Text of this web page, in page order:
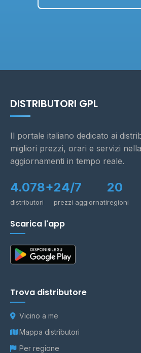
DISTRIBUTORI GPL
Il portale italiano dedicato ai
migliori prezzi, orari e servizi
aggiornamenti in tempo reale.
4.078+
distributori
24/7
prezzi aggiornati
20
regioni
Scarica l'app
Trova distributore
Vicino a me
Mappa distributori
Per regione